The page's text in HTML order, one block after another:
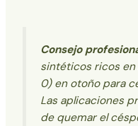
Consejo
sintéticos ricos
0) en otoño para
Las aplicaciones
de quemar el